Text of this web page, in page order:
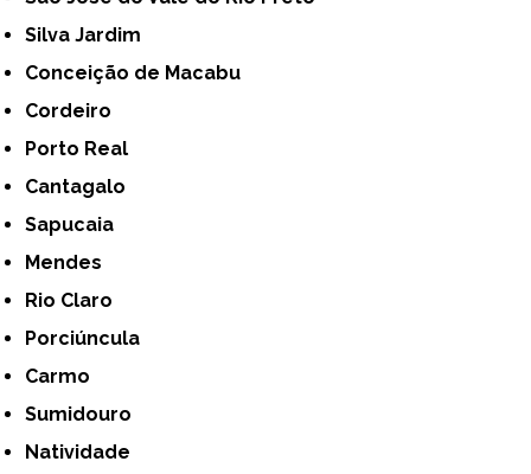
Silva Jardim
Conceição de Macabu
Cordeiro
Porto Real
Cantagalo
Sapucaia
Mendes
Rio Claro
Porciúncula
Carmo
Sumidouro
Natividade